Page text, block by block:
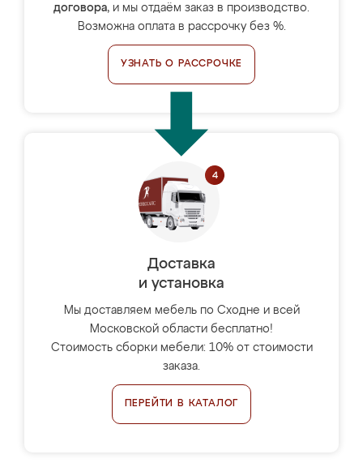
договора, и мы отдаём заказ в производство.
Возможна оплата в рассрочку без %.
УЗНАТЬ О РАССРОЧКЕ
Доставка
и установка
Мы доставляем мебель по Сходне и всей
Московской области бесплатно!
Стоимость сборки мебели: 10% от стоимости
заказа.
ПЕРЕЙТИ В КАТАЛОГ